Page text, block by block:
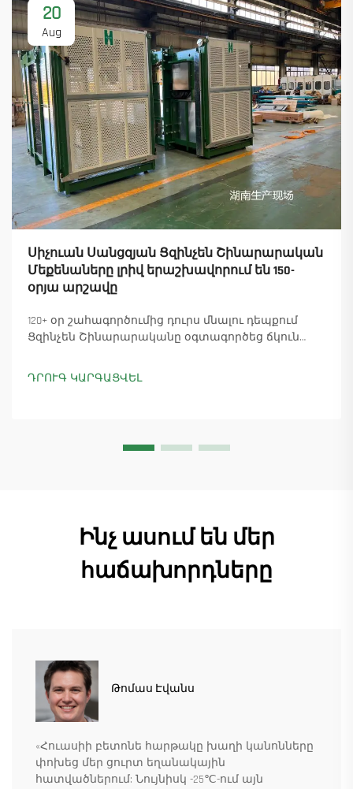
20
Aug
Սիչուան Սանցզյան Ցզինչեն Շինարարական
Մեքենաները լրիվ երաշխավորում են 150-
օրյա արշավը
120+ օր շահագործումից դուրս մնալու դեպքում
Ցզինչեն Շինարարականը օգտագործեց ճկուն
ապահովելով 18 աշտարակային ճանկային
տնտեսուղղիչների մատուցումը և ապահովելով
ԴՐՈՒԳ ԿԱՐԳԱՑՎԵԼ
Ինչ ասում են մեր
հաճախորդները
Թոմաս Էվանս
«Հուասիի բետոնե հարթակը խաղի կանոնները
փոխեց մեր ցուրտ եղանակային
հատվածներում: Նույնիսկ -25℃-ում այն